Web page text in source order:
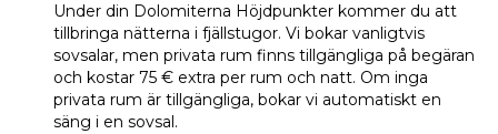
Under din Dolomiterna Höjdpunkter kommer du att
tillbringa nätterna i fjällstugor. Vi bokar vanligtvis
sovsalar, men privata rum finns tillgängliga på begäran
och kostar 75 € extra per rum och natt. Om inga
privata rum är tillgängliga, bokar vi automatiskt en
säng i en sovsal.